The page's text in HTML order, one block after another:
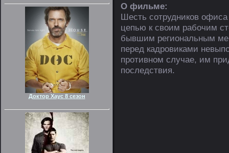
Доктор Хаус 8 сезон
О фильме:
Шесть сотрудников
цепью к своим рабочим
бывшим региональным
перед кадровиками
противном случае, им
последствия.